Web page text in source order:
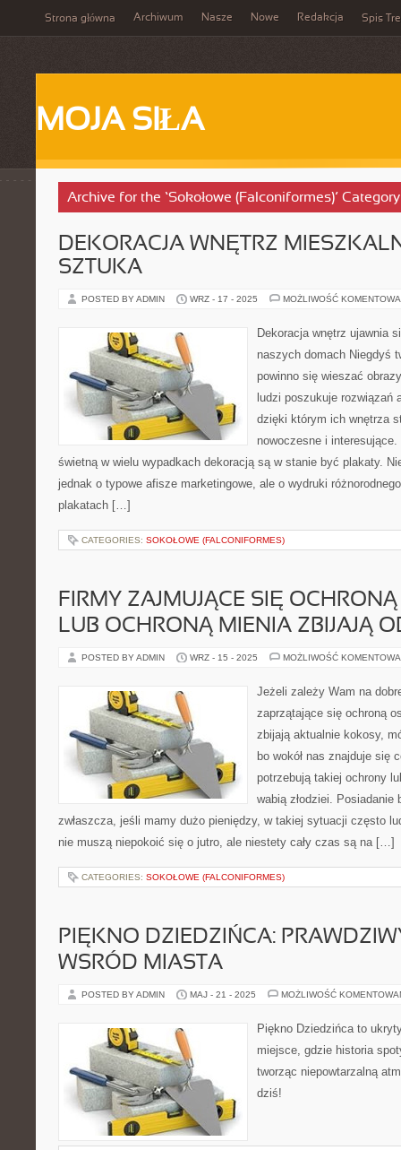
Strona główna Archiwum Nasze Nowe Redakcja Spis
MOJA SIŁA
Archive for the ‘Sokołowe (Falconiformes)’ Category
DEKORACJA WNĘTRZ
SZTUKA
POSTED BY ADMIN WRZ - 17 - 2025 MOŻLIWOŚĆ
Dekoracja wnętrz ujawnia
naszych domach Niegdyś
powinno się wieszać
ludzi poszukuje rozwiązań
dzięki którym ich wnętrza
nowoczesne i
świetną w wielu wypadkach dekoracją są w stanie być plakaty.
jednak o typowe afisze marketingowe, ale o wydruki
plakatach […]
CATEGORIES: SOKOŁOWE (FALCONIFORMES)
FIRMY ZAJMUJĄCE SIĘ
LUB OCHRONĄ MIENIA ZBIJAJĄ
POSTED BY ADMIN WRZ - 15 - 2025 MOŻLIWOŚĆ
Jeżeli zależy Wam na
zaprzątające się ochroną
zbijają aktualnie kokosy,
bo wokół nas znajduje się
potrzebują takiej ochrony
wabią złodziei. Posiadanie
zwłaszcza, jeśli mamy dużo pieniędzy, w takiej sytuacji często
nie muszą niepokoić się o jutro, ale niestety cały czas są na […]
CATEGORIES: SOKOŁOWE (FALCONIFORMES)
PIĘKNO DZIEDZIŃCA:
WSRÓD MIASTA
POSTED BY ADMIN MAJ - 21 - 2025 MOŻLIWOŚĆ
Piękno Dziedzińca to
miejsce, gdzie historia
tworząc niepowtarzalną
dziś!